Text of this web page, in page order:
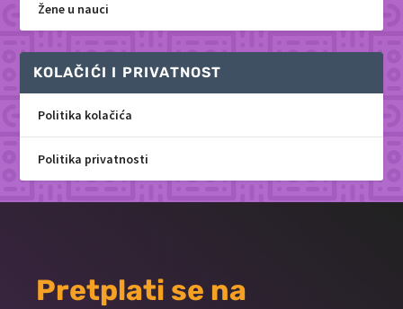
Žene u nauci
KOLAČIĆI I PRIVATNOST
Politika kolačića
Politika privatnosti
Pretplati se na